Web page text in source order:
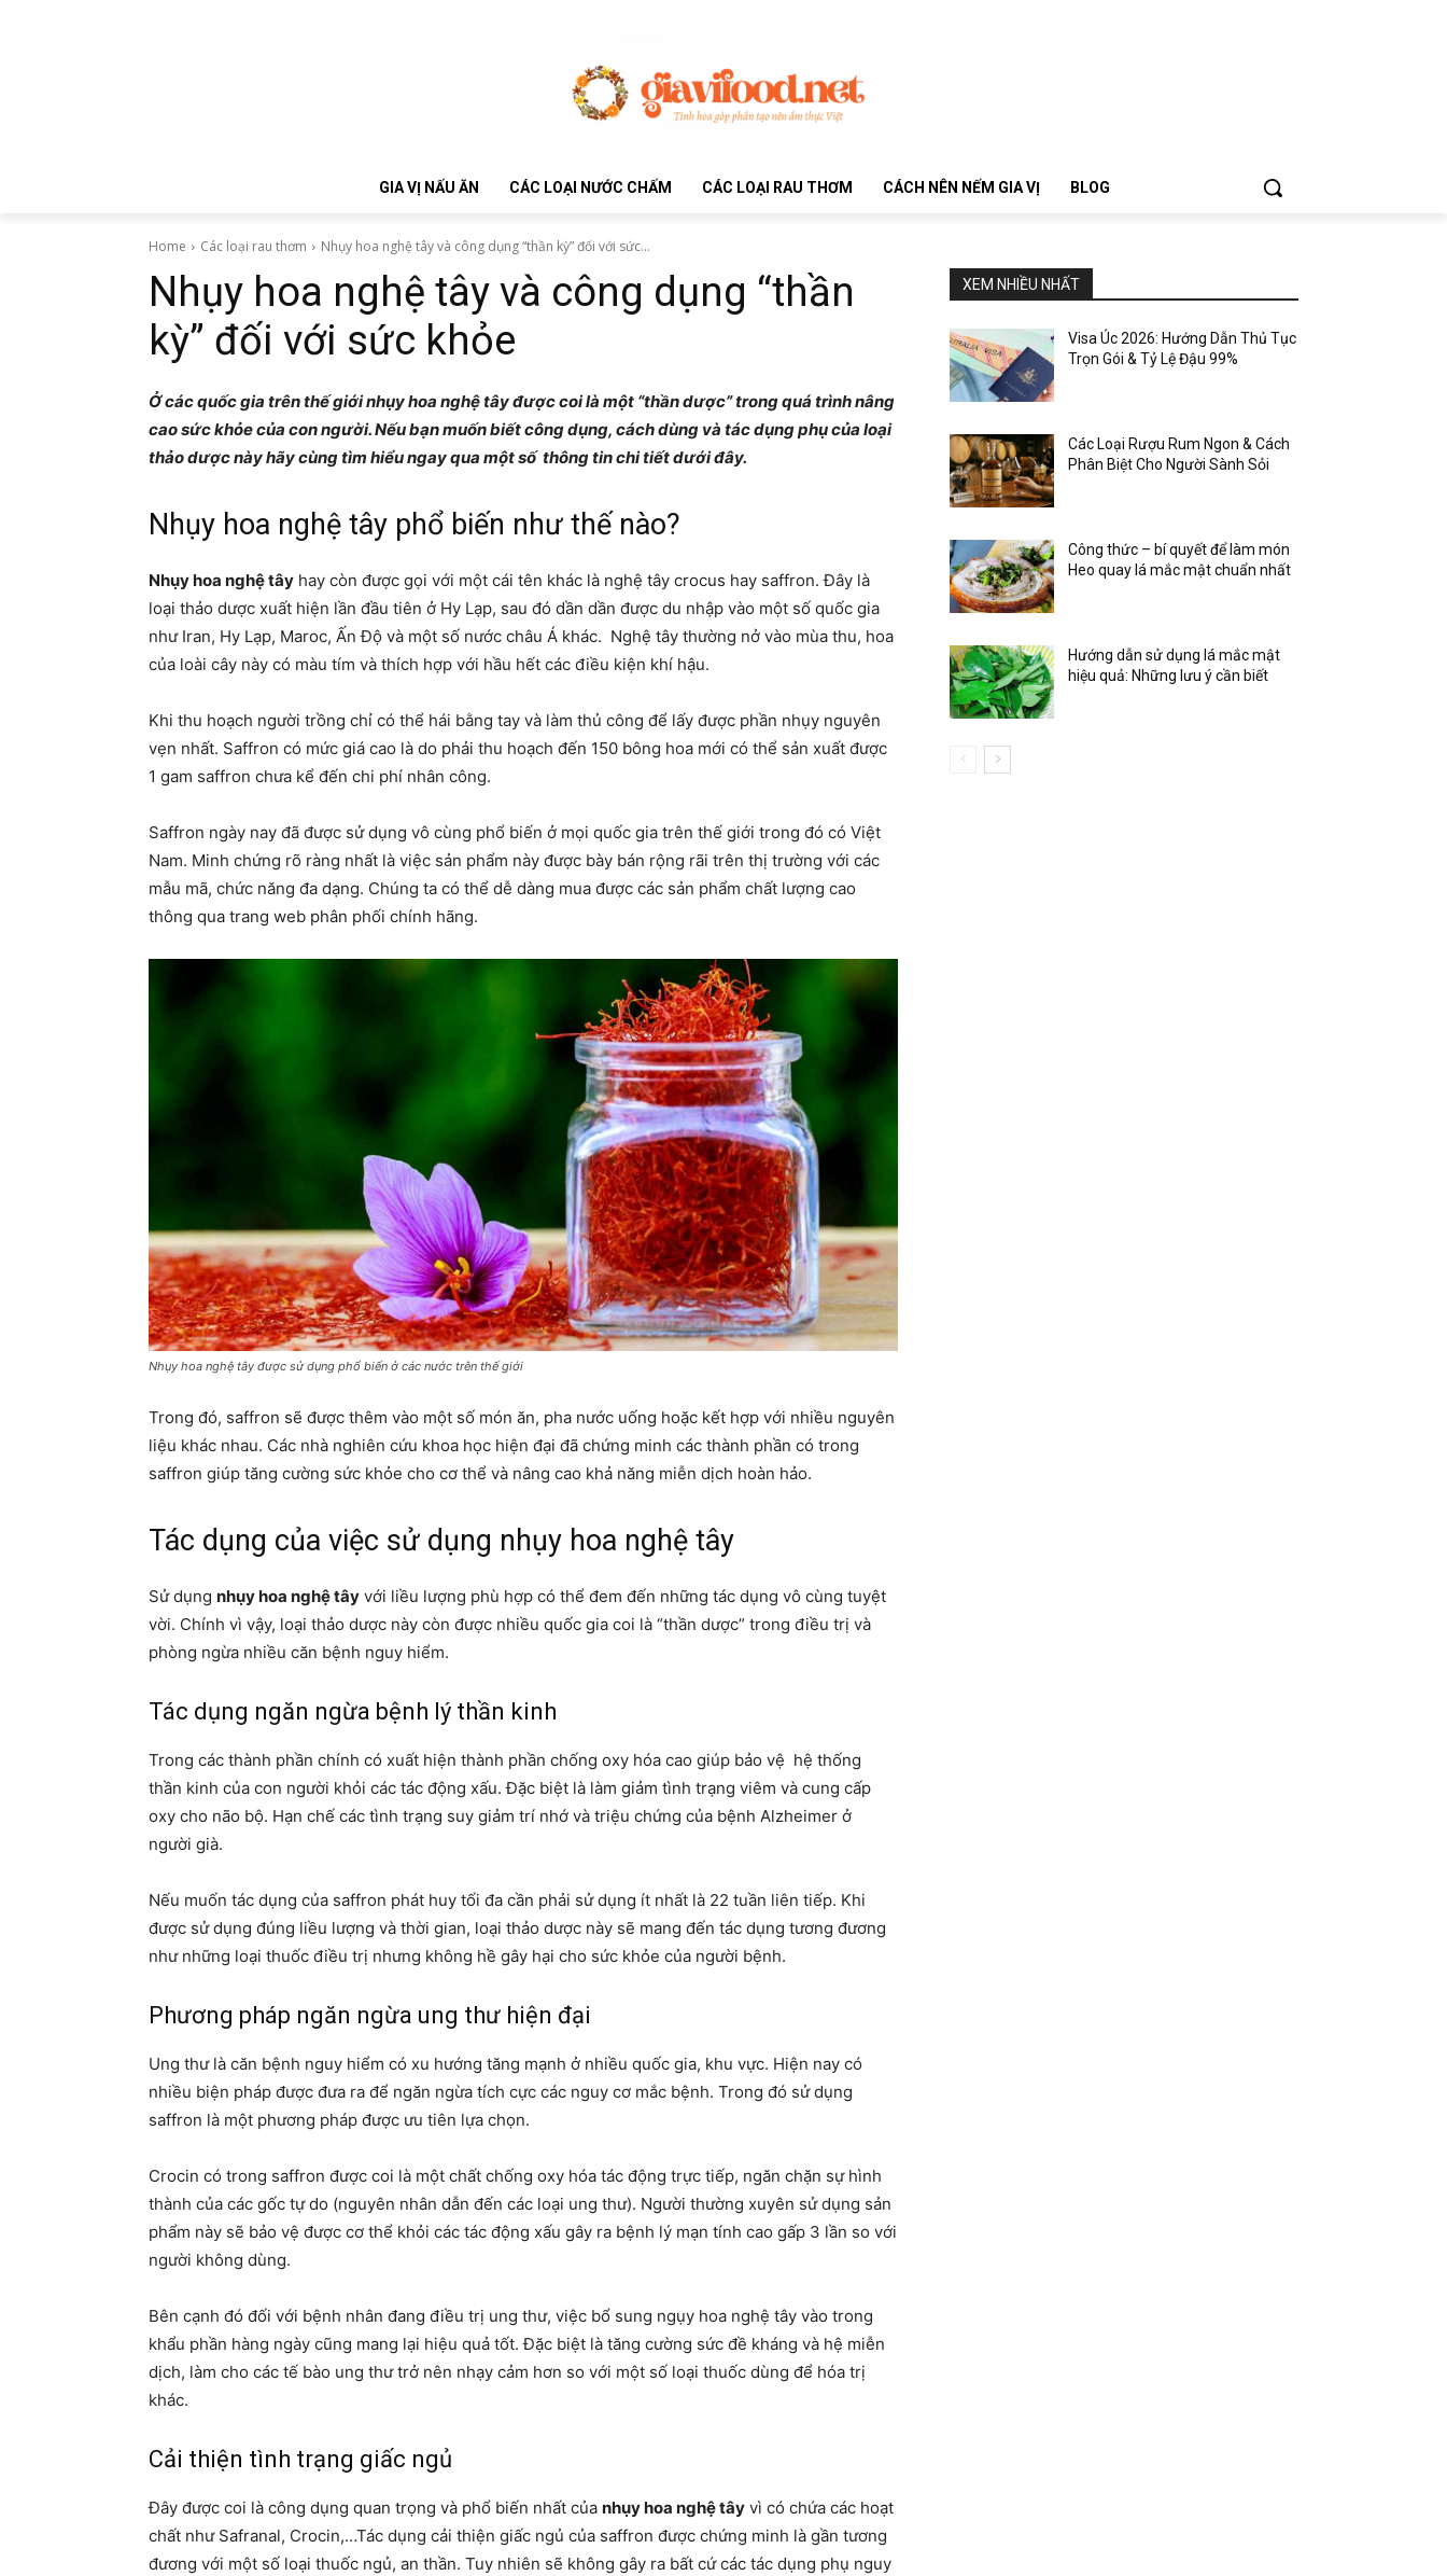
GIA VỊ NẤU ĂN CÁC LOẠI NƯỚC CHẤM CÁC LOẠI RAU THƠM CÁCH NÊN NẾM GIA VỊ BLOG
Home Các loại rau thơm Nhụy hoa nghệ tây và công dụng “thần kỳ” đối với sức...
Nhụy hoa nghệ tây và công dụng “thần
kỳ” đối với sức khỏe
Ở các quốc gia trên thế giới nhụy hoa nghệ tây được coi là một “thần dược” trong quá trình nâng
cao sức khỏe của con người. Nếu bạn muốn biết công dụng, cách dùng và tác dụng phụ của loại
thảo dược này hãy cùng tìm hiểu ngay qua một số thông tin chi tiết dưới đây.
Nhụy hoa nghệ tây phổ biến như thế nào?
Nhụy hoa nghệ tây hay còn được gọi với một cái tên khác là nghệ tây crocus hay saffron. Đây là
loại thảo dược xuất hiện lần đầu tiên ở Hy Lạp, sau đó dần dần được du nhập vào một số quốc gia
như Iran, Hy Lạp, Maroc, Ấn Độ và một số nước châu Á khác. Nghệ tây thường nở vào mùa thu, hoa
của loài cây này có màu tím và thích hợp với hầu hết các điều kiện khí hậu.
Khi thu hoạch người trồng chỉ có thể hái bằng tay và làm thủ công để lấy được phần nhụy nguyên
vẹn nhất. Saffron có mức giá cao là do phải thu hoạch đến 150 bông hoa mới có thể sản xuất được
1 gam saffron chưa kể đến chi phí nhân công.
Saffron ngày nay đã được sử dụng vô cùng phổ biến ở mọi quốc gia trên thế giới trong đó có Việt
Nam. Minh chứng rõ ràng nhất là việc sản phẩm này được bày bán rộng rãi trên thị trường với các
mẫu mã, chức năng đa dạng. Chúng ta có thể dễ dàng mua được các sản phẩm chất lượng cao
thông qua trang web phân phối chính hãng.
Nhụy hoa nghệ tây được sử dụng phổ biến ở các nước trên thế giới
Trong đó, saffron sẽ được thêm vào một số món ăn, pha nước uống hoặc kết hợp với nhiều nguyên
liệu khác nhau. Các nhà nghiên cứu khoa học hiện đại đã chứng minh các thành phần có trong
saffron giúp tăng cường sức khỏe cho cơ thể và nâng cao khả năng miễn dịch hoàn hảo.
Tác dụng của việc sử dụng nhụy hoa nghệ tây
Sử dụng nhụy hoa nghệ tây với liều lượng phù hợp có thể đem đến những tác dụng vô cùng tuyệt
vời. Chính vì vậy, loại thảo dược này còn được nhiều quốc gia coi là “thần dược” trong điều trị và
phòng ngừa nhiều căn bệnh nguy hiểm.
Tác dụng ngăn ngừa bệnh lý thần kinh
Trong các thành phần chính có xuất hiện thành phần chống oxy hóa cao giúp bảo vệ hệ thống
thần kinh của con người khỏi các tác động xấu. Đặc biệt là làm giảm tình trạng viêm và cung cấp
oxy cho não bộ. Hạn chế các tình trạng suy giảm trí nhớ và triệu chứng của bệnh Alzheimer ở
người già.
Nếu muốn tác dụng của saffron phát huy tối đa cần phải sử dụng ít nhất là 22 tuần liên tiếp. Khi
được sử dụng đúng liều lượng và thời gian, loại thảo dược này sẽ mang đến tác dụng tương đương
như những loại thuốc điều trị nhưng không hề gây hại cho sức khỏe của người bệnh.
Phương pháp ngăn ngừa ung thư hiện đại
Ung thư là căn bệnh nguy hiểm có xu hướng tăng mạnh ở nhiều quốc gia, khu vực. Hiện nay có
nhiều biện pháp được đưa ra để ngăn ngừa tích cực các nguy cơ mắc bệnh. Trong đó sử dụng
saffron là một phương pháp được ưu tiên lựa chọn.
Crocin có trong saffron được coi là một chất chống oxy hóa tác động trực tiếp, ngăn chặn sự hình
thành của các gốc tự do (nguyên nhân dẫn đến các loại ung thư). Người thường xuyên sử dụng sản
phẩm này sẽ bảo vệ được cơ thể khỏi các tác động xấu gây ra bệnh lý mạn tính cao gấp 3 lần so với
người không dùng.
Bên cạnh đó đối với bệnh nhân đang điều trị ung thư, việc bổ sung ngụy hoa nghệ tây vào trong
khẩu phần hàng ngày cũng mang lại hiệu quả tốt. Đặc biệt là tăng cường sức đề kháng và hệ miễn
dịch, làm cho các tế bào ung thư trở nên nhạy cảm hơn so với một số loại thuốc dùng để hóa trị
khác.
Cải thiện tình trạng giấc ngủ
Đây được coi là công dụng quan trọng và phổ biến nhất của nhụy hoa nghệ tây vì có chứa các hoạt
chất như Safranal, Crocin,…Tác dụng cải thiện giấc ngủ của saffron được chứng minh là gần tương
đương với một số loại thuốc ngủ, an thần. Tuy nhiên sẽ không gây ra bất cứ các tác dụng phụ nguy
XEM NHIỀU NHẤT
Visa Úc 2026: Hướng Dẫn Thủ Tục
Trọn Gói & Tỷ Lệ Đậu 99%
Các Loại Rượu Rum Ngon & Cách
Phân Biệt Cho Người Sành Sỏi
Công thức – bí quyết để làm món
Heo quay lá mắc mật chuẩn nhất
Hướng dẫn sử dụng lá mắc mật
hiệu quả: Những lưu ý cần biết